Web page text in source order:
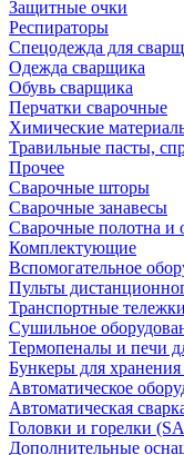
Защитные очки
Респираторы
Спецодежда для
Одежда сварщика
Обувь сварщика
Перчатки сварочные
Химические
Травильные пасты,
Прочее
Сварочные шторы
Сварочные занавесы
Сварочные полотна и
Комплектующие
Вспомогательное
Пульты
Транспортные тележки
Сушильное
Термопеналы и печи
Бункеры для
Автоматическое
Автоматическая
Головки и горелки
Дополнительные